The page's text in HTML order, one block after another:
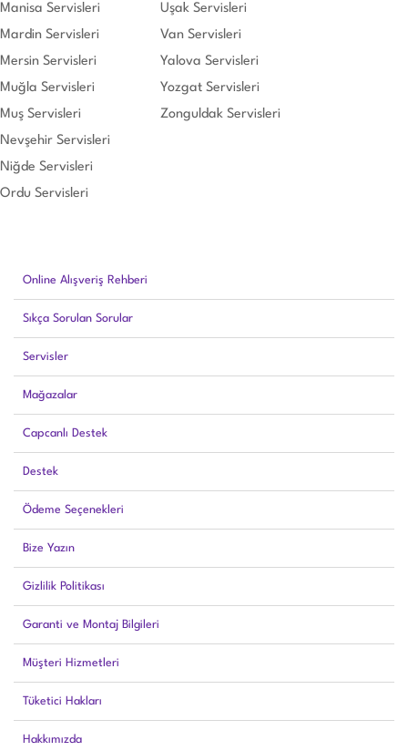
Online Alışveriş Rehberi
Sıkça Sorulan Sorular
Servisler
Mağazalar
Capcanlı Destek
Destek
Ödeme Seçenekleri
Bize Yazın
Gizlilik Politikası
Garanti ve Montaj Bilgileri
Müşteri Hizmetleri
Tüketici Hakları
Hakkımızda
Manisa Servisleri
Mardin Servisleri
Mersin Servisleri
Muğla Servisleri
Muş Servisleri
Nevşehir Servisleri
Niğde Servisleri
Ordu Servisleri
Uşak Servisleri
Van Servisleri
Yalova Servisleri
Yozgat Servisleri
Zonguldak Servisleri